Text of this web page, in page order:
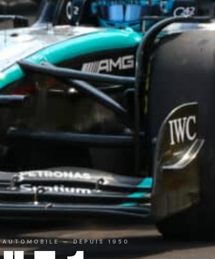
AUTOMOBILE — DEPUIS 1950